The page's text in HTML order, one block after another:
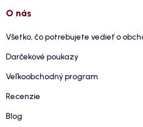
O nás
Všetko, čo potrebujete vedieť o
Darčekové poukazy
Veľkoobchodný program
Recenzie
Blog